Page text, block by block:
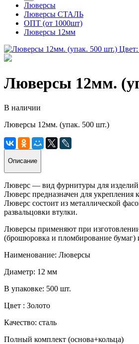
Люверсы
Люверсы СТАЛЬ
ОПТ (от 1000шт)
Люверсы 12мм
Люверсы 12мм.
В наличии
Люверсы 12мм. (упак. 500 шт.)
Описание
Люверс — вид фурнитуры для
Люверс предназначен для укрепления
Люверс состоит из металлической
развальцовки втулки.
Люверсы применяют при
(брошюровка и пломбирование бумаг)
Наименование: Люверсы
Диаметр: 12 мм
В упаковке: 500 шт.
Цвет : Золото
Качество: сталь
Полный комплект (основа+кольца)